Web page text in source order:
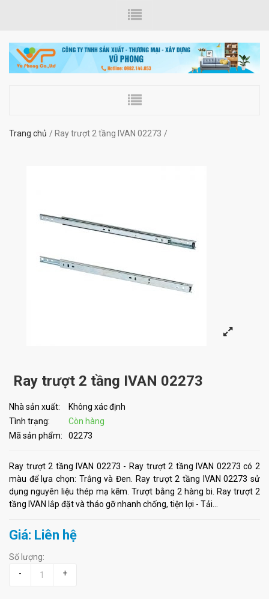
Trang chủ Ray trượt 2 tầng IVAN 02273
Ray trượt 2 tầng IVAN 02273
Nhà sản xuất:
Không xác định
Tình trạng:
Còn hàng
Mã sản phẩm:
02273
Ray trượt 2 tầng IVAN 02273 - Ray trượt 2 tầng IVAN 02273 có 2
màu để lựa chọn: Trắng và Đen. Ray trượt 2 tầng IVAN 02273 sử
dụng nguyên liệu thép mạ kẽm. Trượt bằng 2 hàng bi. Ray trượt 2
tầng IVAN lắp đặt và tháo gỡ nhanh chống, tiện lợi - Tải...
Giá: Liên hệ
Số lượng:
-
+